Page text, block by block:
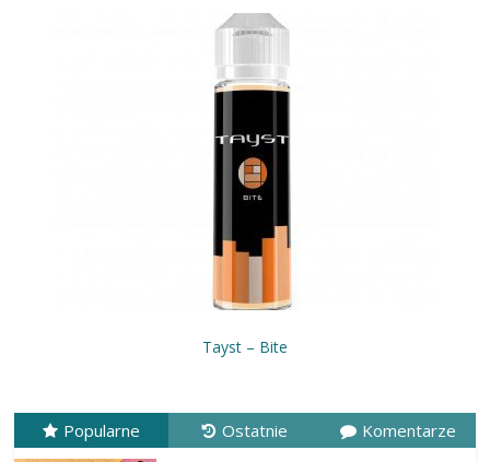
Tayst – Bite
Popularne Ostatnie Komentarze